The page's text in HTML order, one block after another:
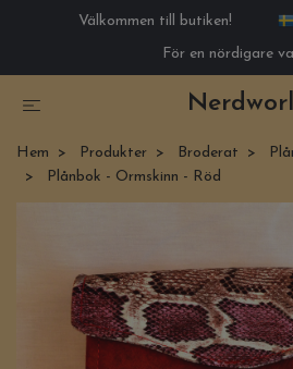
Välkommen till butiken!
För en nördigare
Hem Produkter Broderat
Plånbok - Ormskinn - Röd